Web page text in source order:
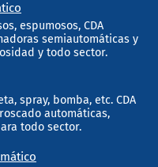
espumosos, CDA
semiautomáticas y
y todo sector.
spray, bomba, etc. CDA
automáticas,
todo sector.